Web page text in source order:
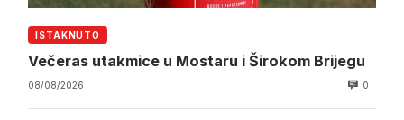
ISTAKNUTO
Večeras utakmice u Mostaru i Širokom Brijegu
08/08/2026 0